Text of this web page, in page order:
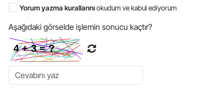
Yorum yazma kurallarınıokudum ve kabul ediyorum
Aşağıdaki görselde işlemin sonucu kaçtır?